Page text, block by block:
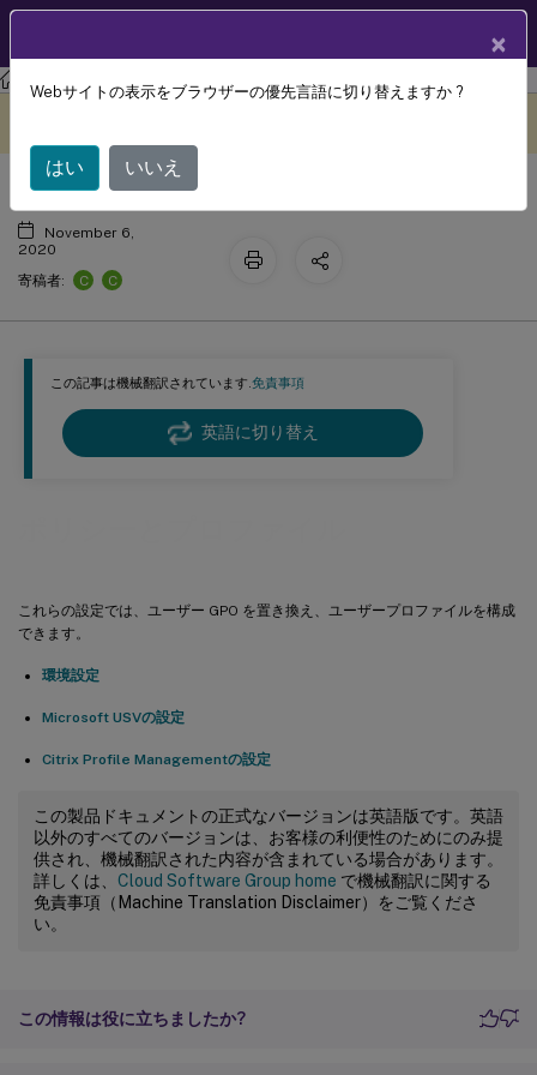
ワークスペース環境管理 ワークスペース環境管理 2503
この記事は機械翻訳されています.免責事項
英語に切り替え
これらの設定では、ユーザー GPO を置き換え、ユーザープロファイルを構成
できます。
環境設定
Microsoft USVの設定
Citrix Profile Managementの設定
この製品ドキュメントの正式なバージョンは英語版です。英語
以外のすべてのバージョンは、お客様の利便性のためにのみ提
供され、機械翻訳された内容が含まれている場合があります。
詳しくは、 Cloud Software Group home で機械翻訳に関する
免責事項（Machine Translation Disclaimer）をご覧くださ
い。
この情報は役に立ちましたか?
ポリシーとプロファイル
November 6,
2020
寄稿者:
C C
×
Webサイトの表示をブラウザーの優先言語に切り替えますか ?
はい いいえ